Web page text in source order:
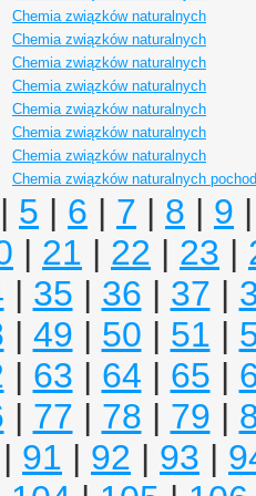
Chemia związków naturalnych
Chemia związków naturalnych
Chemia związków naturalnych
Chemia związków naturalnych
Chemia związków naturalnych
Chemia związków naturalnych
Chemia związków naturalnych
Chemia związków naturalnych
| 5 | 6 | 7 | 8 | 9
| 21 | 22 | 23 |
| 35 | 36 | 37 |
| 49 | 50 | 51 |
| 63 | 64 | 65 |
| 77 | 78 | 79 |
| 91 | 92 | 93 |